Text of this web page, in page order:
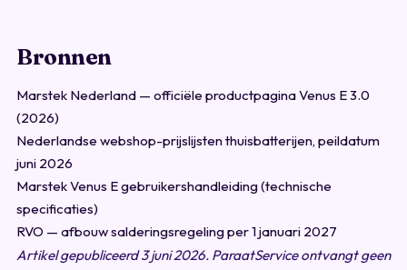
Bronnen
Marstek Nederland — officiële productpagina Venus E 3.0
(2026)
Nederlandse webshop-prijslijsten thuisbatterijen, peildatum
juni 2026
Marstek Venus E gebruikershandleiding (technische
specificaties)
RVO — afbouw salderingsregeling per 1 januari 2027
Artikel gepubliceerd 3 juni 2026. ParaatService ontvangt geen